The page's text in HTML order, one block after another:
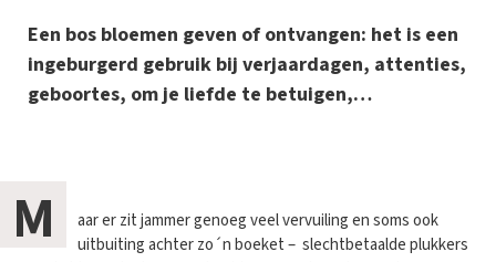
Een bos bloemen geven of ontvangen: het is een
ingeburgerd gebruik bij verjaardagen, attenties,
geboortes, om je liefde te betuigen,…
M
aar er zit jammer genoeg veel vervuiling en soms ook
uitbuiting achter zo´n boeket – slechtbetaalde plukkers